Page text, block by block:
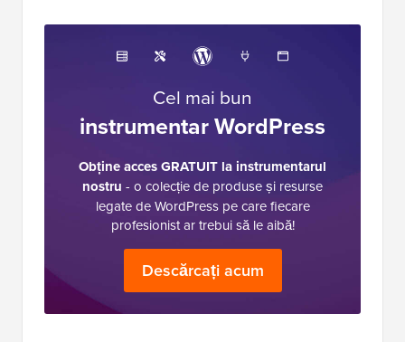
Cel mai bun
instrumentar WordPress
Obține acces GRATUIT la instrumentarul
nostru - o colecție de produse și resurse
legate de WordPress pe care fiecare
profesionist ar trebui să le aibă!
Descărcați acum